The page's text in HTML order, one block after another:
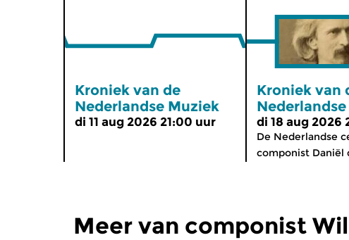
Kroniek van de
Nederlandse Muziek
di 11 aug 2026 21:00 uur
Kroniek van
di 18 aug 2026
De Nederlandse
componist Daniël
Meer van componist